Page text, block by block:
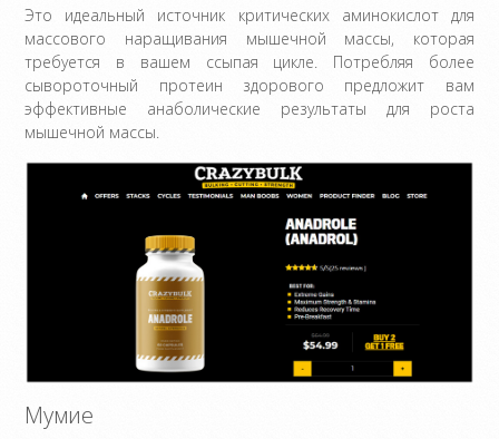
Это идеальный источник критических аминокислот для
массового наращивания мышечной массы, которая
требуется в вашем ссыпая цикле. Потребляя более
сывороточный протеин здорового предложит вам
эффективные анаболические результаты для роста
мышечной массы.
Мумие